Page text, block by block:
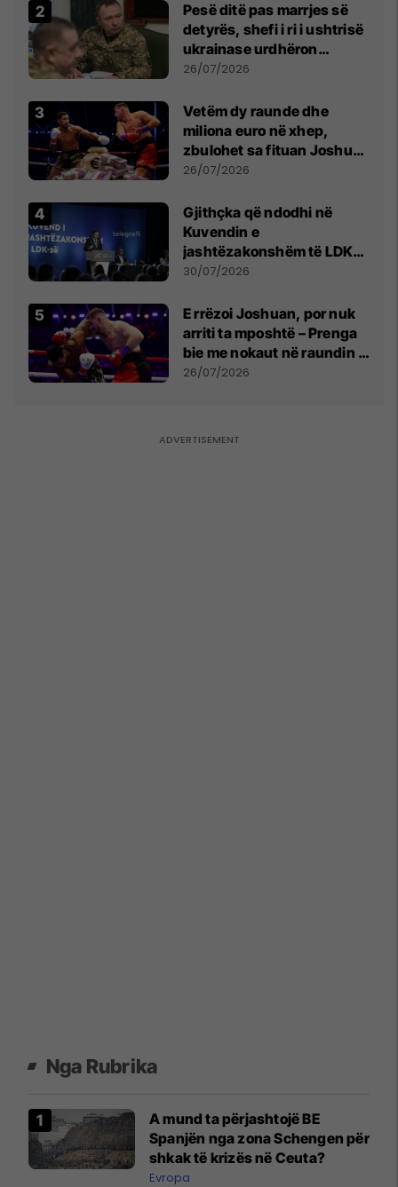
Pesë ditë pas marrjes së
detyrës, shefi i ri i ushtrisë
ukrainase urdhëron
kontroll të madh
26/07/2026
Vetëm dy raunde dhe
miliona euro në xhep,
zbulohet sa fituan Joshua
e Prenga
26/07/2026
Gjithçka që ndodhi në
Kuvendin e
jashtëzakonshëm të LDK-
së
30/07/2026
E rrëzoi Joshuan, por nuk
arriti ta mposhtë – Prenga
bie me nokaut në raundin e
dytë
26/07/2026
Nga Rubrika
A mund ta përjashtojë BE
Spanjën nga zona Schengen për
shkak të krizës në Ceuta?
Evropa